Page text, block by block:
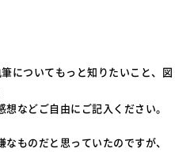
についてもっと知りたいこと、図
どご自由にご記入ください。
ものだと思っていたのですが、